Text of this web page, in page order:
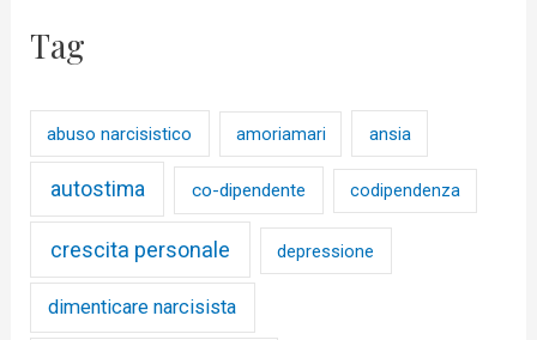
Tag
abuso narcisistico amoriamari ansia
autostima co-dipendente codipendenza
crescita personale depressione
dimenticare narcisista